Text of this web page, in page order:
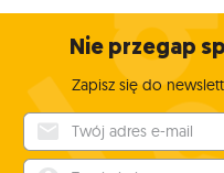
Nie przegap
Zapisz się do